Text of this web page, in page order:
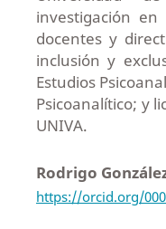
investigación
docentes y
inclusión y
Estudios
Psicoanalítico; y
UNIVA.
Rodrigo
https://orcid.org/